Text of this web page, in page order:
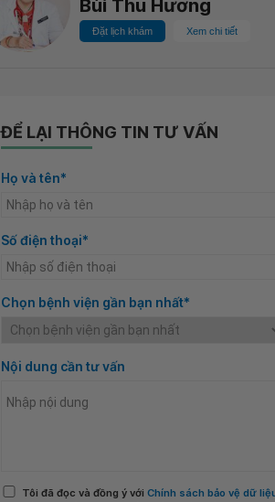
Bùi Thu Hương
Đặt lịch khám Xem chi tiết
ĐỂ LẠI THÔNG TIN TƯ VẤN
Họ và tên*
Số điện thoại*
Chọn bệnh viện gần bạn nhất*
Nội dung cần tư vấn
Tôi đã đọc và đồng ý với Chính sách bảo vệ dữ